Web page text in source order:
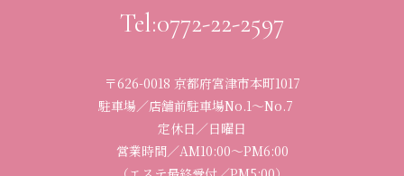
Tel:0772-22-2597
〒626-0018 京都府宮津市本町1017
駐車場／店舗前駐車場No.1〜No.7
定休日／日曜日
営業時間／AM10:00〜PM6:00